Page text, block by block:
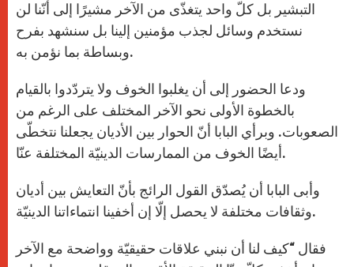
التبشير بل كلّ واحد يتغذّى من الآخر مشيرًا إلى أنّنا لن
نستخدم وسائل لجذب مؤمنين إلينا بل سنشهد بفرح
وبساطة بما نؤمن به.
ودعا الحضور إلى أن يغلبوا الخوف ولا يتردّدوا بالقيام
بالخطوة الأولى نحو الآخر المختلف على الرغم من
الصعوبات. وبرأي البابا أنّ الحوار بين الأديان يجعلنا نتخطّى
أيضًا الخوف من الممارسات الدينيّة المختلفة عنّا.
وأبى البابا أن يُصدّق القول الرائج بأنّ التعايش بين أديان
وثقافات مختلفة لا يحصل إلّا إن أخفينا انتماءاتنا الدينيّة.
فقال “كيف لنا أن نبني علاقات حقيقيّة وواضحة مع الآخر